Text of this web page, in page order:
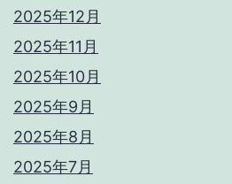
2025年12月
2025年11月
2025年10月
2025年9月
2025年8月
2025年7月